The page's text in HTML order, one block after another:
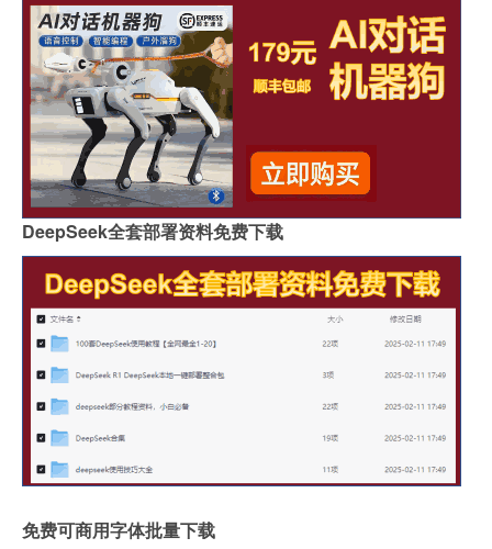
DeepSeek全套部署资料免费下载
免费可商用字体批量下载